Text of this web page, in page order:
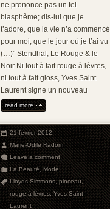
ne prononce pas un tel
blasphème; dis-lui que je
t’adore, que la vie n’a commencé
pour moi, que le jour où je t’ai vu
(…)” Stendhal, Le Rouge & le
Noir Ni tout à fait rouge à lèvres,
ni tout à fait gloss, Yves Saint
Laurent signe un nouveau
read more
21 février 2012
Marie-Odile Radom
Leave a comment
La Beauté,Mode
Lloyds Simmons,pinceau,
rouge à lèvres,Yves Saint-
Laurent